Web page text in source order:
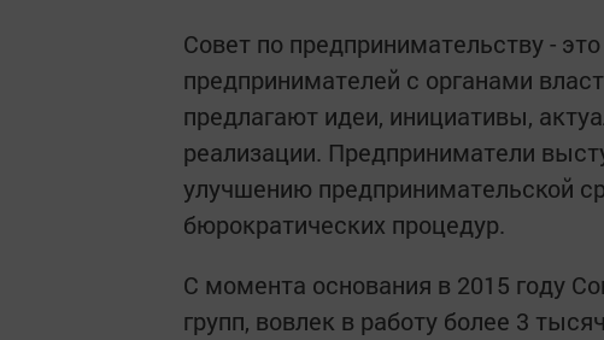
Совет по предпринимательству -
предпринимателей с органами
предлагают идеи, инициативы,
реализации. Предприниматели
улучшению предпринимательской
бюрократических процедур.
С момента основания в 2015 году
групп, вовлек в работу более 3